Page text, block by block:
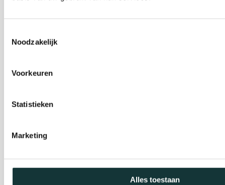
Noodzakelijk
Voorkeuren
Statistieken
Marketing
Alles toestaan
Café Pieter
Gravensteen
Organisatie